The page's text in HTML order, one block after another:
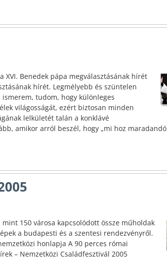
XVI. Benedek pápa megválasztásának hírét
hírét. Legmélyebb és szüntelen
tudom, hogy különleges
világosságát, ezért biztosan minden
lelkületét talán a konklávé
amikor arról beszél, hogy „mi hoz maradandó
150 városa kapcsolódott össze műholdak
a budapesti és a szentesi rendezvényről.
honlapja A 90 perces római
– Nemzetközi Családfesztivál 2005